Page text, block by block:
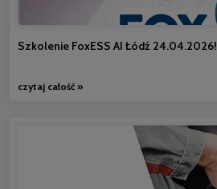
Szkolenie FoxESS AI Łódź 24.04.2026!
czytaj całość »